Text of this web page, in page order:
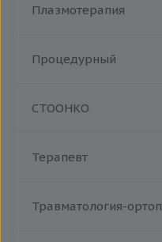
Плазмотерапия
Процедурный
СТООНКО
Терапевт
Травматология-